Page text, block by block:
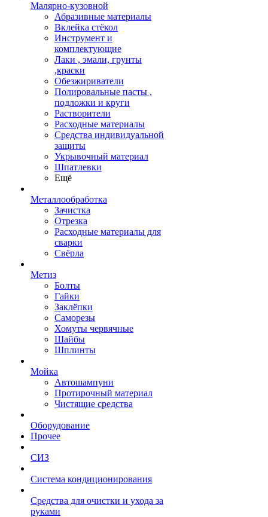
Малярно-кузовной
Абразивные материалы
Вклейка стёкол
Инструмент и
комплектующие
Лаки , эмали, грунты
,краски
Обезжириватели
Полировальные пасты ,
подложки и круги
Растворители
Расходные материалы
Средства индивидуальной
защиты
Укрывочный материал
Шпатлевки
Ещё
Металлообработка
Зачистка
Отрезка
Расходные материалы для
сварки
Свёрла
Метиз
Болты
Гайки
Заклёпки
Саморезы
Хомуты червячные
Шайбы
Шплинты
Мойка
Автошампуни
Протирочный материал
Чистящие средства
Оборудование
Прочее
СИЗ
Система кондиционирования
Средства для очистки и ухода за
руками